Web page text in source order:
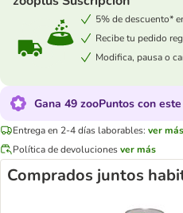
5% de descuento*
Recibe tu pedido
Modifica, pausa o
Gana 49 zooPuntos con
Entrega en 2-4 días laborables: ver más
Política de devolucionesver más
Comprados juntos